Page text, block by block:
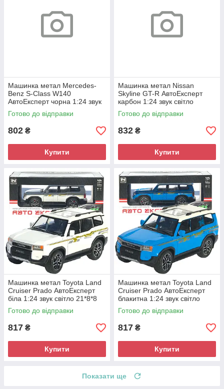
Машинка метал Mercedes-
Benz S-Class W140
АвтоЕксперт чорна 1:24 звук
світло 21*8*6,5 см (G9765-42)
Готово до відправки
802 ₴
Купити
Машинка метал Nissan
Skyline GT-R АвтоЕксперт
карбон 1:24 звук світло
інерція 21*8*6,5 см (G8317-
48)
Готово до відправки
832 ₴
Купити
Машинка метал Toyota Land
Cruiser Prado АвтоЕксперт
біла 1:24 звук світло 21*8*8
см (G7605-44)
Готово до відправки
817 ₴
Купити
Машинка метал Toyota Land
Cruiser Prado АвтоЕксперт
блакитна 1:24 звук світло
21*8*8 см (G7605-44)
Готово до відправки
817 ₴
Купити
Показати ще